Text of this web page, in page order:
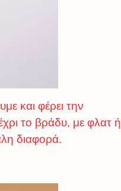
και φέρει την
το βράδυ, με φλατ ή
διαφορά.